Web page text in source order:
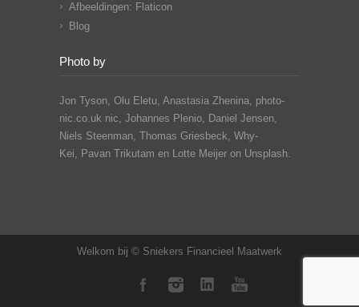
Afbeeldingen: Flaticon
Blog
Photo by
Jon Tyson, Olu Eletu, Anastasia Zhenina, photo-
nic.co.uk nic, Johannes Plenio, Daniel Jensen,
Niels Steenman, Thomas Griesbeck, Why-
Kei, Pavan Trikutam en Lotte Meijer on Unsplash.
Welkom bij © Sniekers Financieel Maatwerk